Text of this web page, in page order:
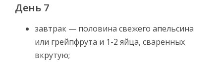
День 7
завтрак — половина свежего апельсина
или грейпфрута и 1-2 яйца, сваренных
вкрутую;